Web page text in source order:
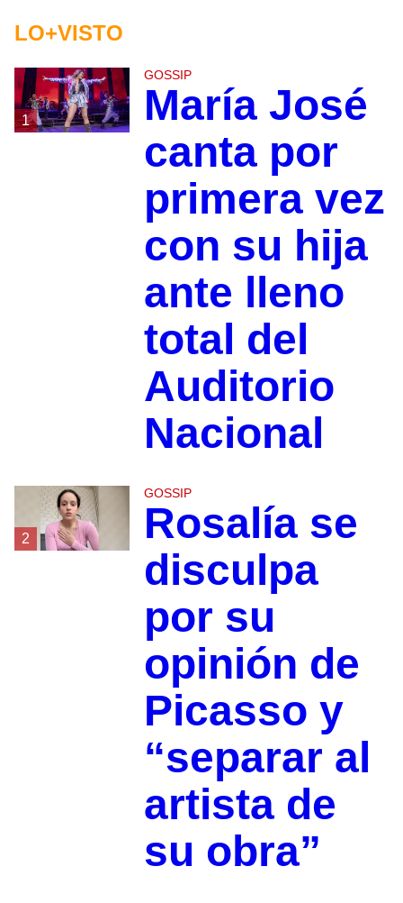
LO+VISTO
1
GOSSIP
María José
canta por
primera vez
con su hija
ante lleno
total del
Auditorio
Nacional
2
GOSSIP
Rosalía se
disculpa
por su
opinión de
Picasso y
“separar al
artista de
su obra”